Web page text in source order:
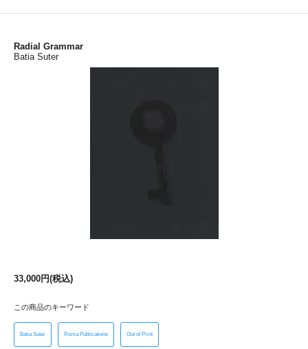
Radial Grammar
Batia Suter
33,000円(税込)
この商品のキーワード
Batia Suter Roma Publications Out of Print